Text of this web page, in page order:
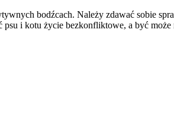
bodźcach. Należy zdawać sobie
i kotu życie bezkonfliktowe, a być